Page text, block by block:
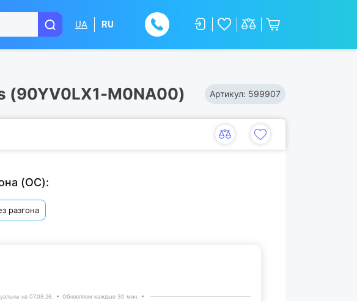
UA RU
(90YV0LX1-M0NA00) Артикул: 599907
(ОС):
разгона
на 07.08.26. Обновляем каждые 30 мин.